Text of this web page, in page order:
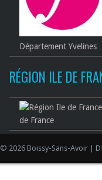
Département Yvelines
RÉGION ILE DE
de France
© 2026 Boissy-Sans-Avoir |